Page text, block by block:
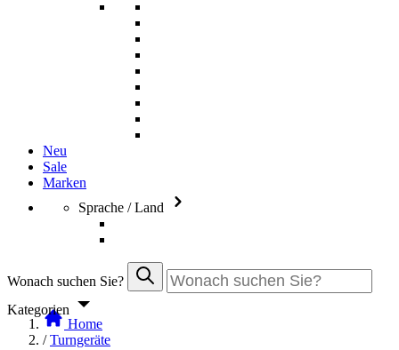
Neu
Sale
Marken
Sprache / Land
Wonach suchen Sie?
Kategorien
Home
/ Turngeräte